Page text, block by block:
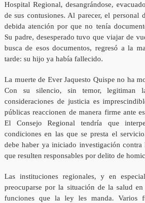
Hospital Regional, desangrándose,
de sus contusiones. Al parecer, el personal
debida atención por que no tenía
Su padre, desesperado tuvo que viajar de
busca de esos documentos, regresó a la
tarde: su hijo ya había fallecido.
La muerte de Ever Jaquesto Quispe no ha
Con su silencio, sin temor, legitiman
consideraciones de justicia es
públicas reaccionen de manera firme ante
El Consejo Regional tendría que
condiciones en las que se presta el
debe haber ya iniciado investigación contra
que resulten responsables por delito de
Las instituciones regionales, y en
preocuparse por la situación de la salud
funciones que la ley les manda. Varios